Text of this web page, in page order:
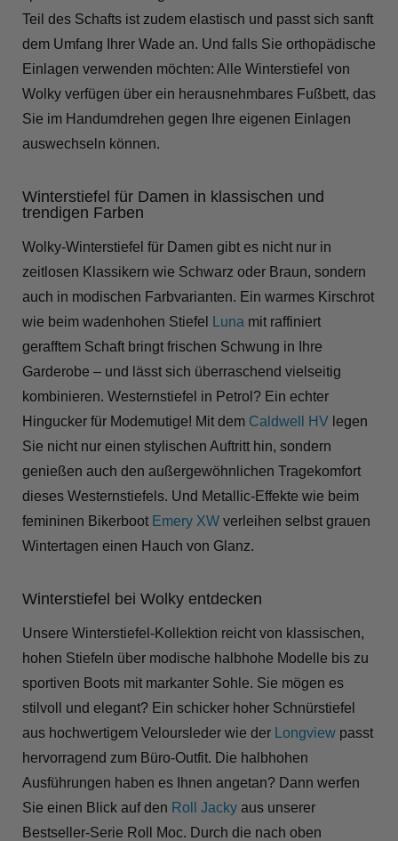
Teil des Schafts ist zudem elastisch und passt sich sanft
dem Umfang Ihrer Wade an. Und falls Sie orthopädische
Einlagen verwenden möchten: Alle Winterstiefel von
Wolky verfügen über ein herausnehmbares Fußbett, das
Sie im Handumdrehen gegen Ihre eigenen Einlagen
auswechseln können.
Winterstiefel für Damen in klassischen und
trendigen Farben
Wolky-Winterstiefel für Damen gibt es nicht nur in
zeitlosen Klassikern wie Schwarz oder Braun, sondern
auch in modischen Farbvarianten. Ein warmes Kirschrot
wie beim wadenhohen Stiefel
Luna mit raffiniert
gerafftem Schaft bringt frischen Schwung in Ihre
Garderobe – und lässt sich überraschend vielseitig
kombinieren. Westernstiefel in Petrol? Ein echter
Hingucker für Modemutige! Mit dem Caldwell HV legen
Sie nicht nur einen stylischen Auftritt hin, sondern
genießen auch den außergewöhnlichen Tragekomfort
dieses Westernstiefels. Und Metallic-Effekte wie beim
femininen Bikerboot Emery XW verleihen selbst grauen
Wintertagen einen Hauch von Glanz.
Winterstiefel bei Wolky entdecken
Unsere Winterstiefel-Kollektion reicht von klassischen,
hohen Stiefeln über modische halbhohe Modelle bis zu
sportiven Boots mit markanter Sohle. Sie mögen es
stilvoll und elegant? Ein schicker hoher Schnürstiefel
aus hochwertigem Veloursleder wie der
Longview passt
hervorragend zum Büro-Outfit. Die halbhohen
Ausführungen haben es Ihnen angetan? Dann werfen
Sie einen Blick auf den Roll Jacky aus unserer
Bestseller-Serie Roll Moc. Durch die nach oben